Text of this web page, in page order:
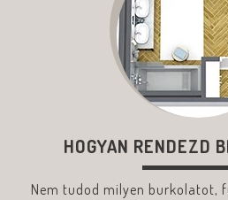
HOGYAN RENDEZD
Nem tudod milyen burkolatot,